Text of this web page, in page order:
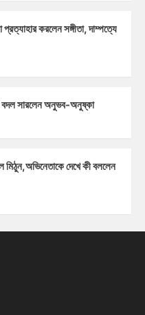
করলেন সঙ্গীতা, দাম্পত্যে
বদল সারলেন অনুভব-অনুষ্কা
মিঠুন,অভিনেতাকে দেখে কী বললেন